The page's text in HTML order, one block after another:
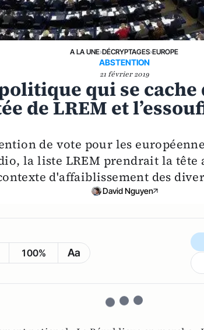
A LA UNE›DÉCRYPTAGES›EUROPE
ABSTENTION
21 février 2019
qui se cache
de LREM et
de vote pour les
la liste LREM prendrait la tête
d'affaiblissement des
David Nguyen
100% Aa